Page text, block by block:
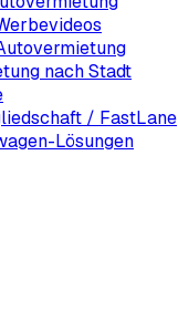
nach Stadt
/ FastLane
Lösungen